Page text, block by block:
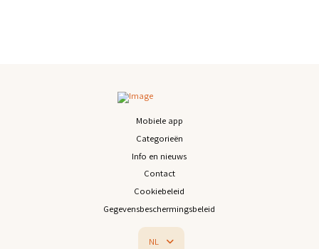
Mobiele app
Categorieën
Info en nieuws
Contact
Cookiebeleid
Gegevensbeschermingsbeleid
NL